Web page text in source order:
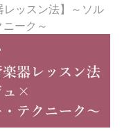
ッスン法】～ソル
ーク～